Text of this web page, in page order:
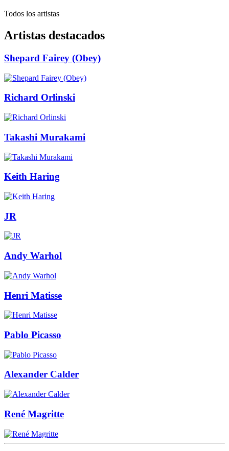
Todos los artistas
Artistas destacados
Shepard Fairey (Obey)
Richard Orlinski
Takashi Murakami
Keith Haring
JR
Andy Warhol
Henri Matisse
Pablo Picasso
Alexander Calder
René Magritte